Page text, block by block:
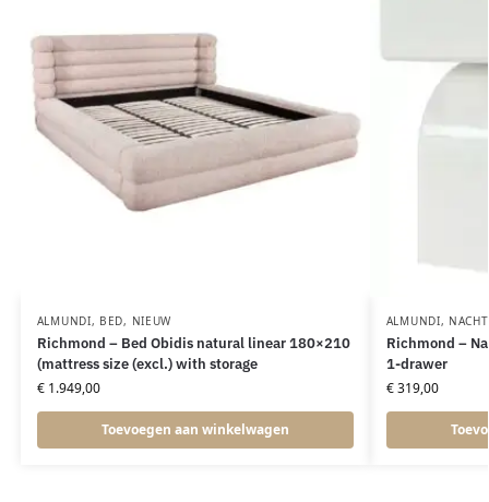
ALMUNDI, BED, NIEUW
Richmond – Bed Obidis natural linear 180×210
(mattress size (excl.) with storage
€1.949,00
Toevoegen aan winkelwagen
ALMUNDI,
Richmond –
1-drawer
€319,00